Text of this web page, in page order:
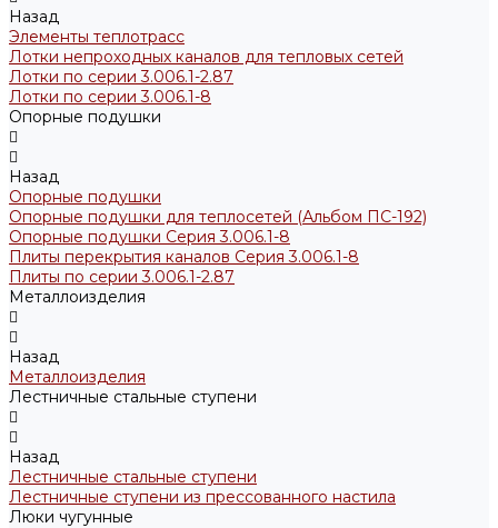
Назад
Элементы теплотрасс
Лотки непроходных каналов для тепловых сетей
Лотки по серии 3.006.1-2.87
Лотки по серии 3.006.1-8
Опорные подушки
Назад
Опорные подушки
Опорные подушки для теплосетей (Альбом ПС-192)
Опорные подушки Серия 3.006.1-8
Плиты перекрытия каналов Серия 3.006.1-8
Плиты по серии 3.006.1-2.87
Металлоизделия
Назад
Металлоизделия
Лестничные стальные ступени
Назад
Лестничные стальные ступени
Лестничные ступени из прессованного настила
Люки чугунные